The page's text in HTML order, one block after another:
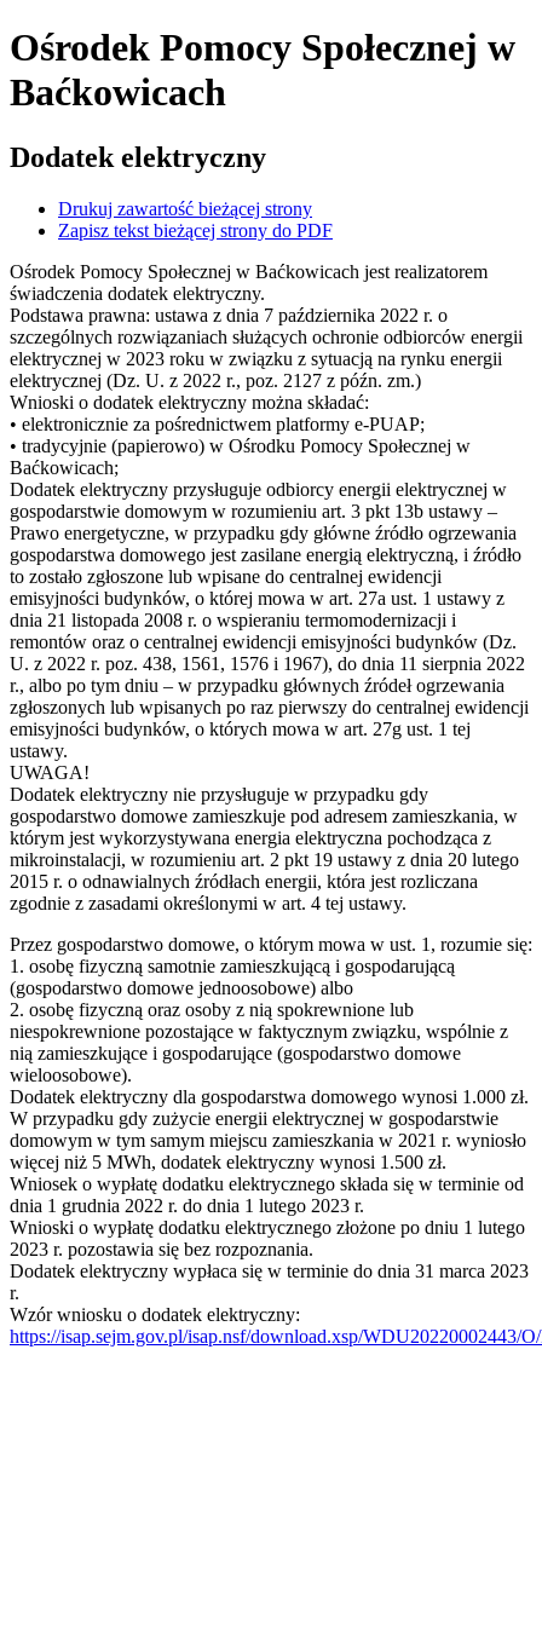
Ośrodek Pomocy Społecznej w
Baćkowicach
Dodatek elektryczny
Drukuj zawartość bieżącej strony
Zapisz tekst bieżącej strony do PDF
Ośrodek Pomocy Społecznej w Baćkowicach jest realizatorem
świadczenia dodatek elektryczny.
Podstawa prawna: ustawa z dnia 7 października 2022 r. o
szczególnych rozwiązaniach służących ochronie odbiorców energii
elektrycznej w 2023 roku w związku z sytuacją na rynku energii
elektrycznej (Dz. U. z 2022 r., poz. 2127 z późn. zm.)
Wnioski o dodatek elektryczny można składać:
• elektronicznie za pośrednictwem platformy e-PUAP;
• tradycyjnie (papierowo) w Ośrodku Pomocy Społecznej w
Baćkowicach;
Dodatek elektryczny przysługuje odbiorcy energii elektrycznej w
gospodarstwie domowym w rozumieniu art. 3 pkt 13b ustawy –
Prawo energetyczne, w przypadku gdy główne źródło ogrzewania
gospodarstwa domowego jest zasilane energią elektryczną, i źródło
to zostało zgłoszone lub wpisane do centralnej ewidencji
emisyjności budynków, o której mowa w art. 27a ust. 1 ustawy z
dnia 21 listopada 2008 r. o wspieraniu termomodernizacji i
remontów oraz o centralnej ewidencji emisyjności budynków (Dz.
U. z 2022 r. poz. 438, 1561, 1576 i 1967), do dnia 11 sierpnia 2022
r., albo po tym dniu – w przypadku głównych źródeł ogrzewania
zgłoszonych lub wpisanych po raz pierwszy do centralnej ewidencji
emisyjności budynków, o których mowa w art. 27g ust. 1 tej
ustawy.
UWAGA!
Dodatek elektryczny nie przysługuje w przypadku gdy
gospodarstwo domowe zamieszkuje pod adresem zamieszkania, w
którym jest wykorzystywana energia elektryczna pochodząca z
mikroinstalacji, w rozumieniu art. 2 pkt 19 ustawy z dnia 20 lutego
2015 r. o odnawialnych źródłach energii, która jest rozliczana
zgodnie z zasadami określonymi w art. 4 tej ustawy.
Przez gospodarstwo domowe, o którym mowa w ust. 1, rozumie się:
1. osobę fizyczną samotnie zamieszkującą i gospodarującą
(gospodarstwo domowe jednoosobowe) albo
2. osobę fizyczną oraz osoby z nią spokrewnione lub
niespokrewnione pozostające w faktycznym związku, wspólnie z
nią zamieszkujące i gospodarujące (gospodarstwo domowe
wieloosobowe).
Dodatek elektryczny dla gospodarstwa domowego wynosi 1.000 zł.
W przypadku gdy zużycie energii elektrycznej w gospodarstwie
domowym w tym samym miejscu zamieszkania w 2021 r. wyniosło
więcej niż 5 MWh, dodatek elektryczny wynosi 1.500 zł.
Wniosek o wypłatę dodatku elektrycznego składa się w terminie od
dnia 1 grudnia 2022 r. do dnia 1 lutego 2023 r.
Wnioski o wypłatę dodatku elektrycznego złożone po dniu 1 lutego
2023 r. pozostawia się bez rozpoznania.
Dodatek elektryczny wypłaca się w terminie do dnia 31 marca 2023
r.
Wzór wniosku o dodatek elektryczny:
https://isap.sejm.gov.pl/isap.nsf/download.xsp/WDU20220002443/